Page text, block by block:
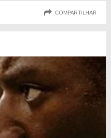
COMPARTILHAR